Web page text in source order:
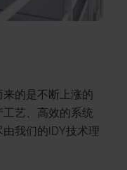
的是不断上涨的
艺、高效的系统
我们的IDY技术理